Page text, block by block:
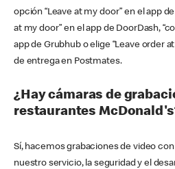
opción “Leave at my door” en el app
at my door” en el app de DoorDash,
app de Grubhub o elige “Leave order
de entrega en Postmates.
¿Hay cámaras de
restaurantes
Sí, hacemos grabaciones de video
nuestro servicio, la seguridad y el